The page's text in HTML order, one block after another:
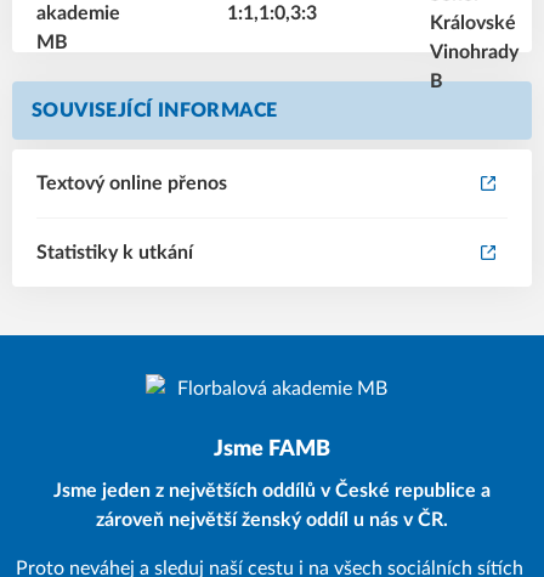
1:1,1:0,3:3
SOUVISEJÍCÍ INFORMACE
Textový online přenos
Statistiky k utkání
Jsme FAMB
Jsme jeden z největších oddílů v České republice a
zároveň největší ženský oddíl u nás v ČR.
Proto neváhej a sleduj naší cestu i na všech sociálních sítích